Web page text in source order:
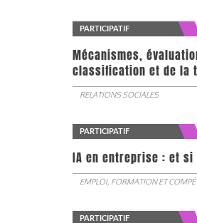
PARTICIPATIF
Mécanismes,
classification et de la
RELATIONS SOCIALES
PARTICIPATIF
IA en entreprise : et
EMPLOI, FORMATION ET
PARTICIPATIF